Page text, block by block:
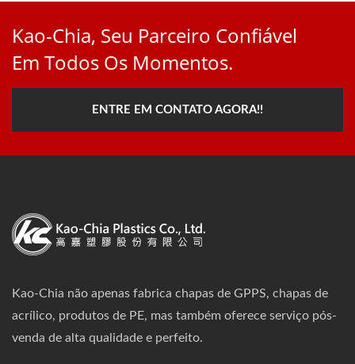
Kao-Chia, Seu Parceiro Confiável
Em Todos Os Momentos.
ENTRE EM CONTATO AGORA!!
Kao-Chia não apenas fabrica chapas de GPPS, chapas de
acrílico, produtos de PE, mas também oferece serviço pós-
venda de alta qualidade e perfeito.